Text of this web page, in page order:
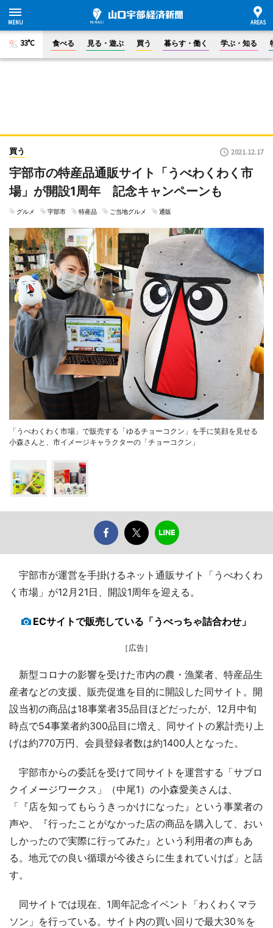
33°C 食べる 見る・遊ぶ 買う 暮らす・働く 学ぶ・知る
買う 2021.12.17
宇部市の特産品通販サイト「うべわくわく市
場」が開設1周年 記念キャンペーンも
グルメ 宇部市 特産品 ご当地グルメ 通販
「うべわくわく市場」で販売する「ゆるチョーコクン」を手に笑顔を見せる
小森さんと、市イメージキャラクターの「チョーコクン」
宇部市が運営を手掛けるネット通販サイト「うべわくわ
く市場」が12月21日、開設1周年を迎える。
ECサイトで販売している「うべっちゃ詰合わせ」
［広告］
新型コロナの影響を受けた市内の農・漁業者、特産品生
産者などの支援、販売促進を目的に開設した同サイト。開
設当初の商品は18事業者35品目ほどだったが、12月中旬
時点で54事業者約300品目に増え、同サイトの累計売り上
げは約770万円、会員登録者数は約1400人となった。
宇部市からの委託を受けて同サイトを運営する「サブロ
クイメージワークス」（中尾1）の小森愛美さんは、
「『店を知ってもらうきっかけになった』という事業者の
声や、『行ったことがなかった店の商品を購入して、おい
しかったので実際に行ってみた』という利用者の声もあ
る。地元での良い循環が今後さらに生まれていけば」と話
す。
同サイトでは現在、1周年記念イベント「わくわくマラ
ソン」を行っている。サイト内の買い回りで最大30％を